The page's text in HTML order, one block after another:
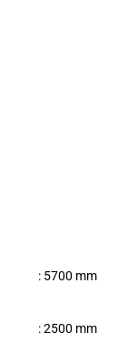
: 5700 mm
: 2500 mm